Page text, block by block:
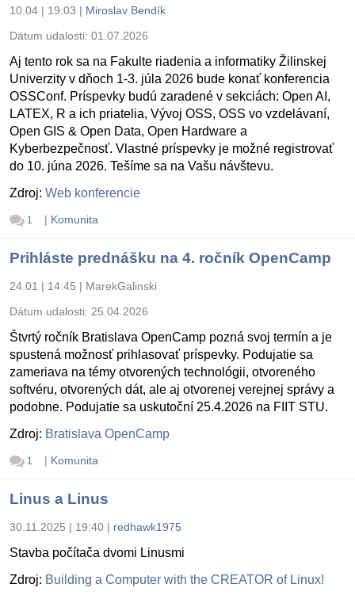
10.04 | 19:03 | Miroslav Bendík
Dátum udalosti: 01.07.2026
Aj tento rok sa na Fakulte riadenia a informatiky Žilinskej
Univerzity v dňoch 1-3. júla 2026 bude konať konferencia
OSSConf. Príspevky budú zaradené v sekciách: Open AI,
LATEX, R a ich priatelia, Vývoj OSS, OSS vo vzdelávaní,
Open GIS & Open Data, Open Hardware a
Kyberbezpečnosť. Vlastné príspevky je možné registrovať
do 10. júna 2026. Tešíme sa na Vašu návštevu.
Zdroj: Web konferencie
1 | Komunita
Prihláste prednášku na 4. ročník OpenCamp
24.01 | 14:45 | MarekGalinski
Dátum udalosti: 25.04.2026
Štvrtý ročník Bratislava OpenCamp pozná svoj termín a je
spustená možnosť prihlasovať príspevky. Podujatie sa
zameriava na témy otvorených technológii, otvoreného
softvéru, otvorených dát, ale aj otvorenej verejnej správy a
podobne. Podujatie sa uskutoční 25.4.2026 na FIIT STU.
Zdroj: Bratislava OpenCamp
1 | Komunita
Linus a Linus
30.11.2025 | 19:40 | redhawk1975
Stavba počítača dvomi Linusmi
Zdroj: Building a Computer with the CREATOR of Linux!